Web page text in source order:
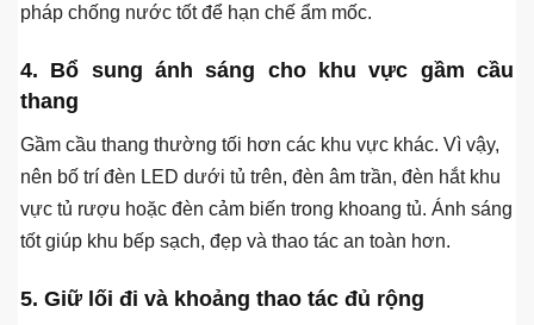
pháp chống nước tốt để hạn chế ẩm mốc.
4. Bổ sung ánh sáng cho khu vực gầm cầu
thang
Gầm cầu thang thường tối hơn các khu vực khác. Vì vậy,
nên bố trí đèn LED dưới tủ trên, đèn âm trần, đèn hắt khu
vực tủ rượu hoặc đèn cảm biến trong khoang tủ. Ánh sáng
tốt giúp khu bếp sạch, đẹp và thao tác an toàn hơn.
5. Giữ lối đi và khoảng thao tác đủ rộng